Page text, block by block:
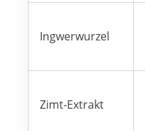
Ingwerwurzel
Zimt-Extrakt